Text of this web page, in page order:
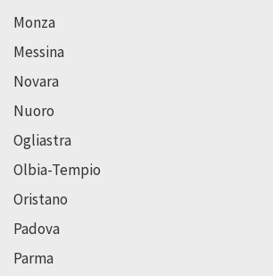
Monza
Messina
Novara
Nuoro
Ogliastra
Olbia-Tempio
Oristano
Padova
Parma